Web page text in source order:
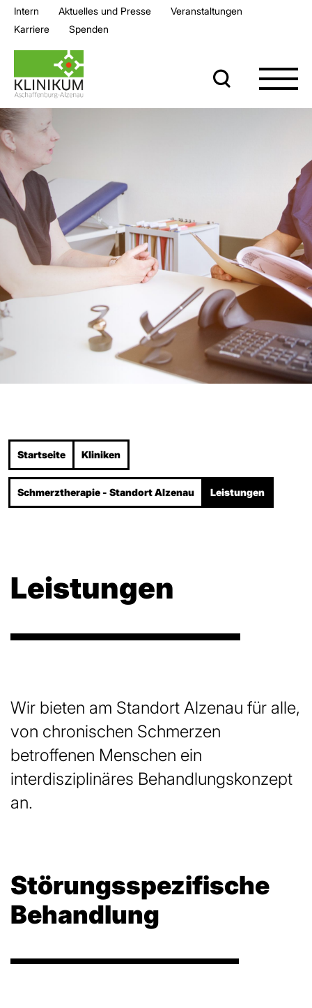
Intern Aktuelles und Presse
Veran­staltungen
Karriere
Spenden
Startseite Kliniken
Schmerzthera­pie - Standort Alzenau Leistungen
Leistungen
Wir bieten am Standort Alzenau für alle,
von chronischen Schmerzen
betroffenen Menschen ein
interdisziplinäres Behandlungskonzept
an.
Störungsspezi­fische
Behandlung